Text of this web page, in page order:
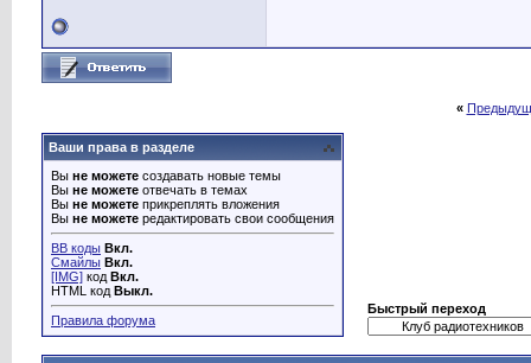
«
Ваши права в разделе
Вы не можете создавать новые темы
Вы не можете отвечать в темах
Вы не можете прикреплять вложения
Вы не можете редактировать свои сообщения
BB коды Вкл.
Смайлы Вкл.
[IMG] код Вкл.
HTML код Выкл.
Правила форума
Быстрый переход